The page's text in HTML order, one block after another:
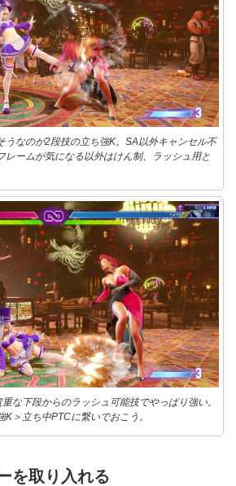
なのが2段技の立ち強K。SA以外キャンセル不
レームが気になる以外はけん制、ラッシュ用と
な下段からのラッシュ可能技でやっぱり強い。
＞立ち中PTCに繋いでおこう。
を取り入れる